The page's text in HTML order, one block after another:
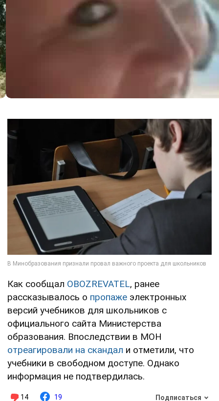
Как сообщал OBOZREVATEL, ранее
рассказывалось о пропаже электронных
версий учебников для школьников с
официального сайта Министерства
образования. Впоследствии в МОН
отреагировали на скандал и отметили, что
учебники в свободном доступе. Однако
информация не подтвердилась.
14 19 Подписаться